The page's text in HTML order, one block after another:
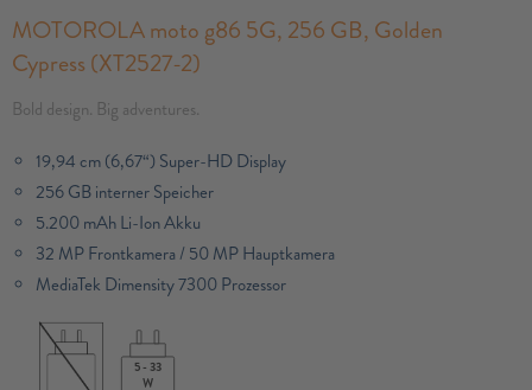
MOTOROLA moto g86 5G, 256 GB, Golden
Cypress (XT2527-2)
Bold design. Big adventures.
19,94 cm (6,67“) Super-HD Display
256 GB interner Speicher
5.200 mAh Li-Ion Akku
32 MP Frontkamera / 50 MP Hauptkamera
MediaTek Dimensity 7300 Prozessor​
5 - 33
W